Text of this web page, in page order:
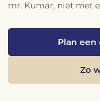
mr. Kumar, niet met
Plan een
Zo